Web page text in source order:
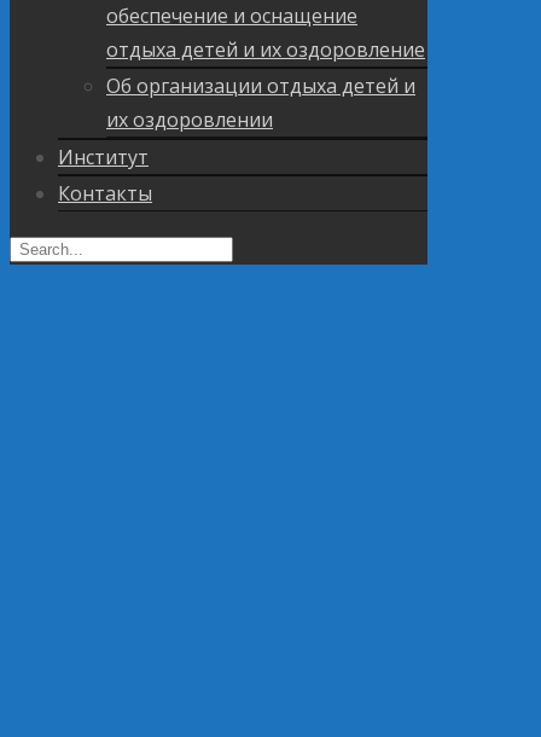
обеспечение и оснащение
отдыха детей и их оздоровление
Об организации отдыха детей и
их оздоровлении
Институт
Контакты